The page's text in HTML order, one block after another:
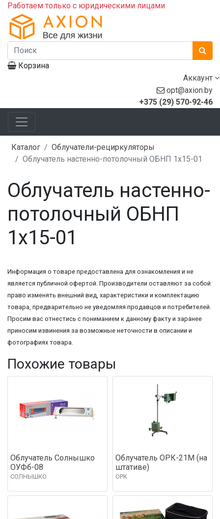
Работаем только с юридическими лицами
Корзина
Аккаунт
opt@axion.by
+375 (29) 570-92-46
Каталог
Облучатели-рециркуляторы
Облучатель настенно-потолочный ОБНП 1х15-01
Облучатель настенно-
потолочный ОБНП
1х15-01
Информация о товаре предоставлена для ознакомления и не
является публичной офертой. Производители оставляют за собой
право изменять внешний вид, характеристики и комплектацию
товара, предварительно не уведомляя продавцов и потребителей.
Просим вас отнестись с пониманием к данному факту и заранее
приносим извинения за возможные неточности в описании и
фотографиях товара.
Похожие товары
Облучатель Солнышко
ОУФб-08
СОЛНЫШКО
Облучатель ОРК-21М (на
штативе)
ОРК